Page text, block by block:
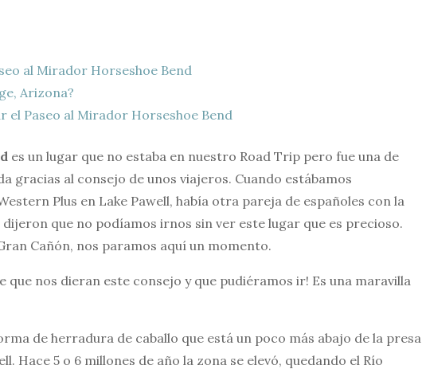
al Mirador Horseshoe Bend
Arizona?
el Paseo al Mirador Horseshoe Bend
es un lugar que no estaba en nuestro Road Trip pero fue una de
gracias al consejo de unos viajeros. Cuando estábamos
Plus en Lake Pawell, había otra pareja de españoles con la
dijeron que no podíamos irnos sin ver este lugar que es precioso.
Cañón, nos paramos aquí un momento.
que nos dieran este consejo y que pudiéramos ir! Es una maravilla
de herradura de caballo que está un poco más abajo de la presa
Hace 5 o 6 millones de año la zona se elevó, quedando el Río